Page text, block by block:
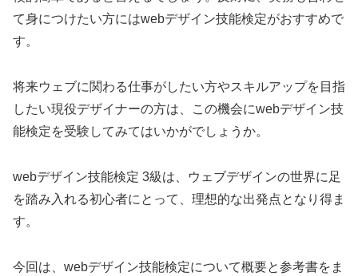
て身につけたい方にはwebデザイン技能検定がおすすめで
す。
将来ウェブに関わる仕事がしたい方やスキルアップを目指
したい現役デザイナーの方は、この機会にwebデザイン技
能検定を受験してみてはいかがでしょうか。
webデザイン技能検定 3級は、ウェブデザインの世界に足
を踏み入れる初心者にとって、理想的な出発点となり得ま
す。
今回は、webデザイン技能検定について概要と参考書をま